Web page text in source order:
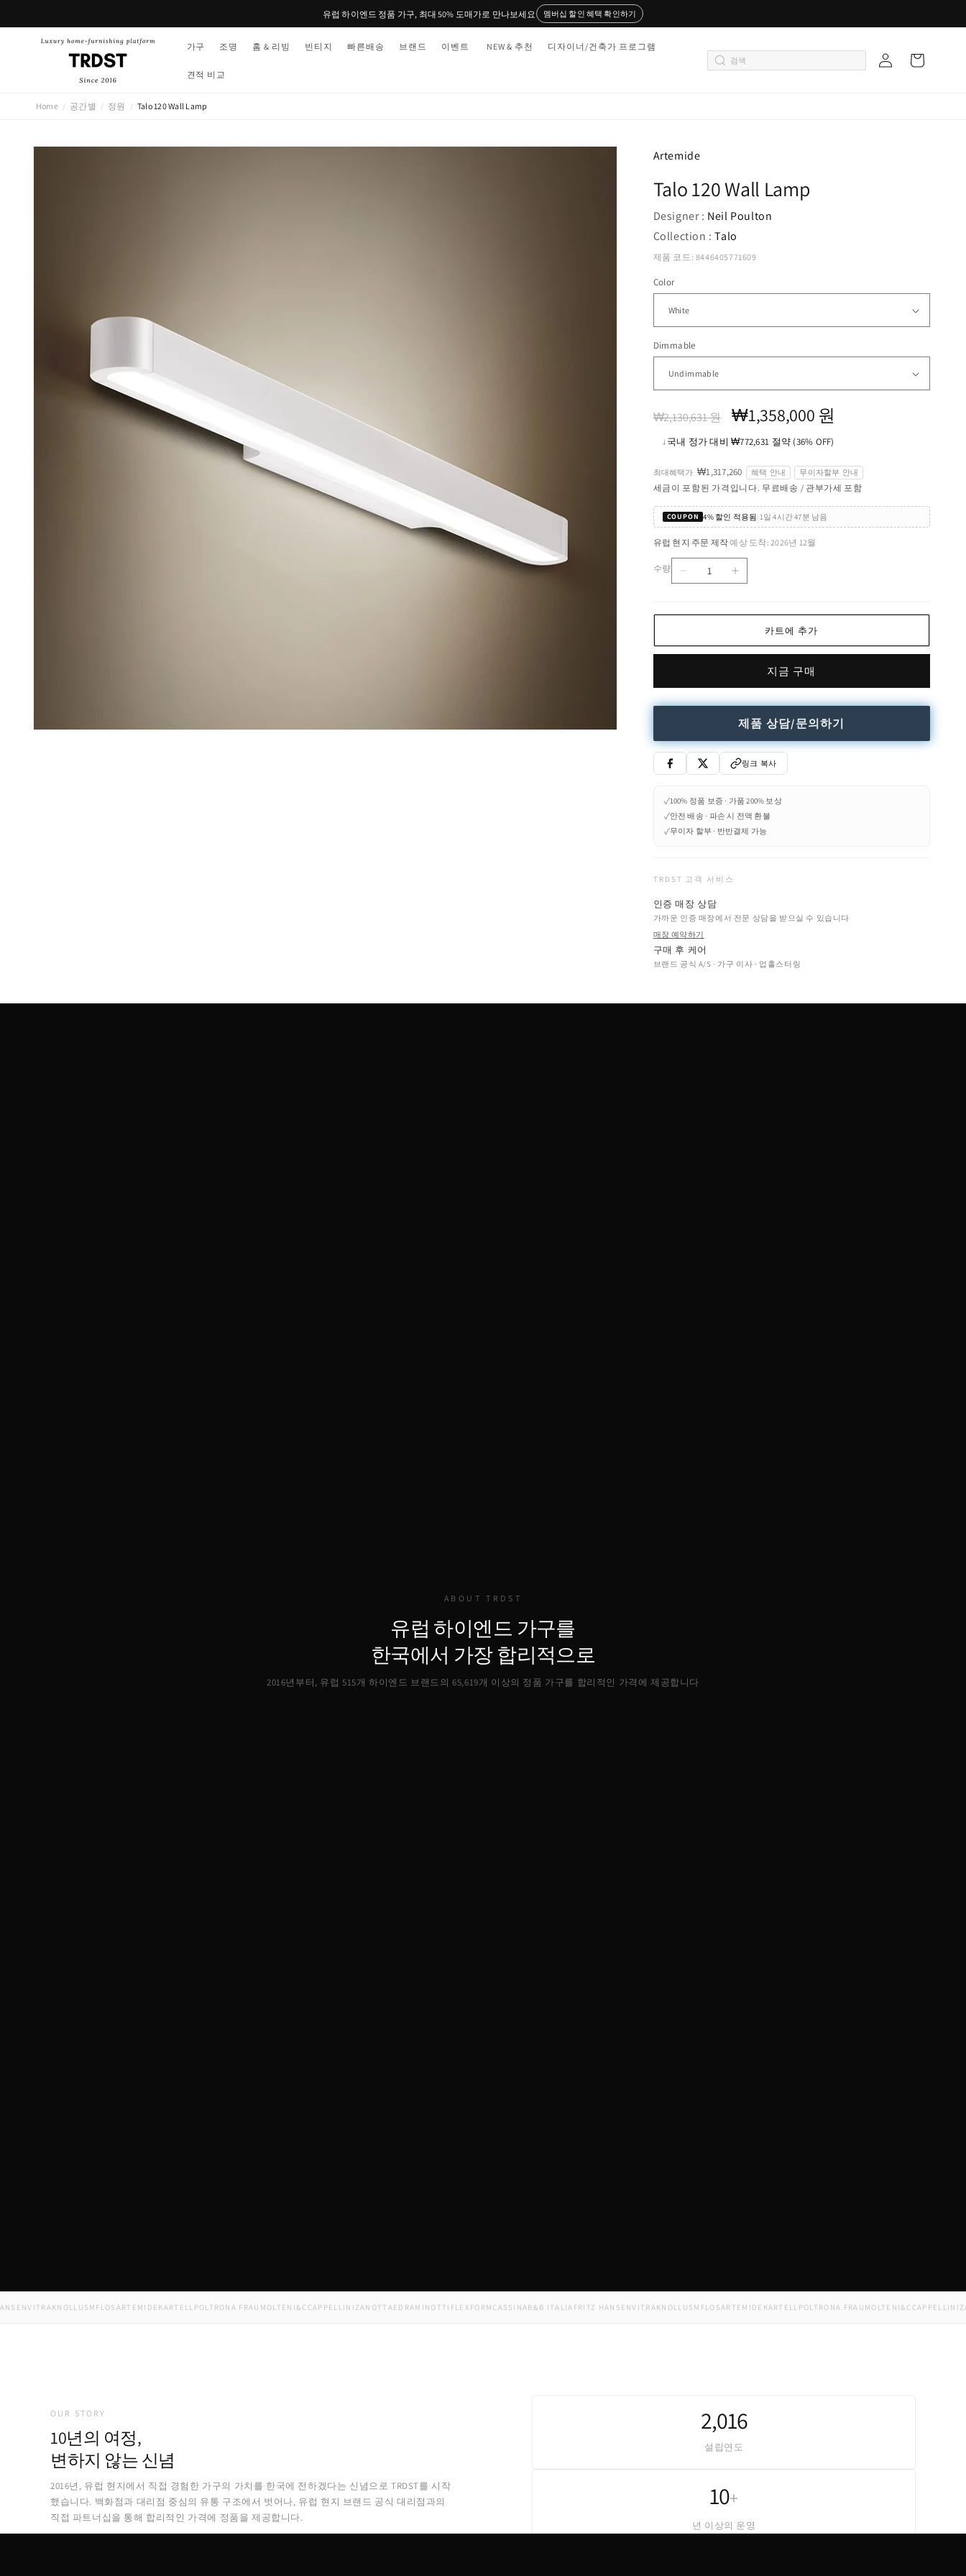
뛰기
유럽 하이엔드 정품 가구, 최대 50% 도매가로 만나보세요 멤버십 할인 혜택 확인하기
가구 조명 홈 & 리빙 빈티지 빠른배송 브랜드 이벤트 NEW & 추천 디자이너/건축가 프로그램
견적 비교
그
트
Home / 공간별 / 정원 / Talo 120 Wall Lamp
제품 정
Artemide
Talo 120 Wall Lamp
Designer : Neil Poulton
Collection :Talo
제품 코드: 8446405771609
Color
Dimmable
정
₩2,130,631 원
할
가
₩1,358,000 원
↓국내 정가 대비 ₩772,631 절약 (36% OFF)
최대혜택가 ₩1,317,260 혜택 안내 무이자할부 안내
세금이 포함된 가격입니다. 무료배송 / 관부가세 포함
COUPON 4% 할인 적용됨 1일 4시간 47분 남음
유럽 현지 주문 제작·예상 도착: 2026년 12월
수량
량
임
Talo
량
림
카트에 추가
지금 구매
제품 상담/문의하기
링크 복사
✓100% 정품 보증 · 가품 200% 보상
✓안전 배송 · 파손 시 전액 환불
✓무이자 할부 · 반반결제 가능
TRDST 고객 서비스
인증 매장 상담
가까운 인증 매장에서 전문 상담을 받으실 수 있습니다
매장 예약하기
구매 후 케어
브랜드 공식 A/S · 가구 이사 · 업홀스터링
ABOUT TRDST
유럽 하이엔드 가구를
한국에서 가장 합리적으로
2016년부터, 유럽 515개 하이엔드 브랜드의65,619개 이상의 정품 가구를 합리적인 가격에 제공합니다
VITRAKNOLLUSMFLOSARTEMIDEKARTELLPOLTRONA FRAU MOLTENI&CCAPPELLINI ZANOTTA EDRAMINOTTIFLEXFORM CASSINAB&B ITALIAFRITZ HANSENVITRAKNOLLUSMFLOSARTEMIDE KARTELLPOLTRONA FRAU MOLTENI&CCAPPELLINI
OUR STORY
10년의 여정,
변하지 않는 신념
2016년, 유럽 현지에서 직접 경험한 가구의 가치를 한국에 전하겠다는 신념으로 TRDST를 시작
했습니다. 백화점과 대리점 중심의 유통 구조에서 벗어나, 유럽 현지 브랜드 공식 대리점과의
직접 파트너십을 통해 합리적인 가격에 정품을 제공합니다.
2,016
설립연도
10+
년 이상의 운영